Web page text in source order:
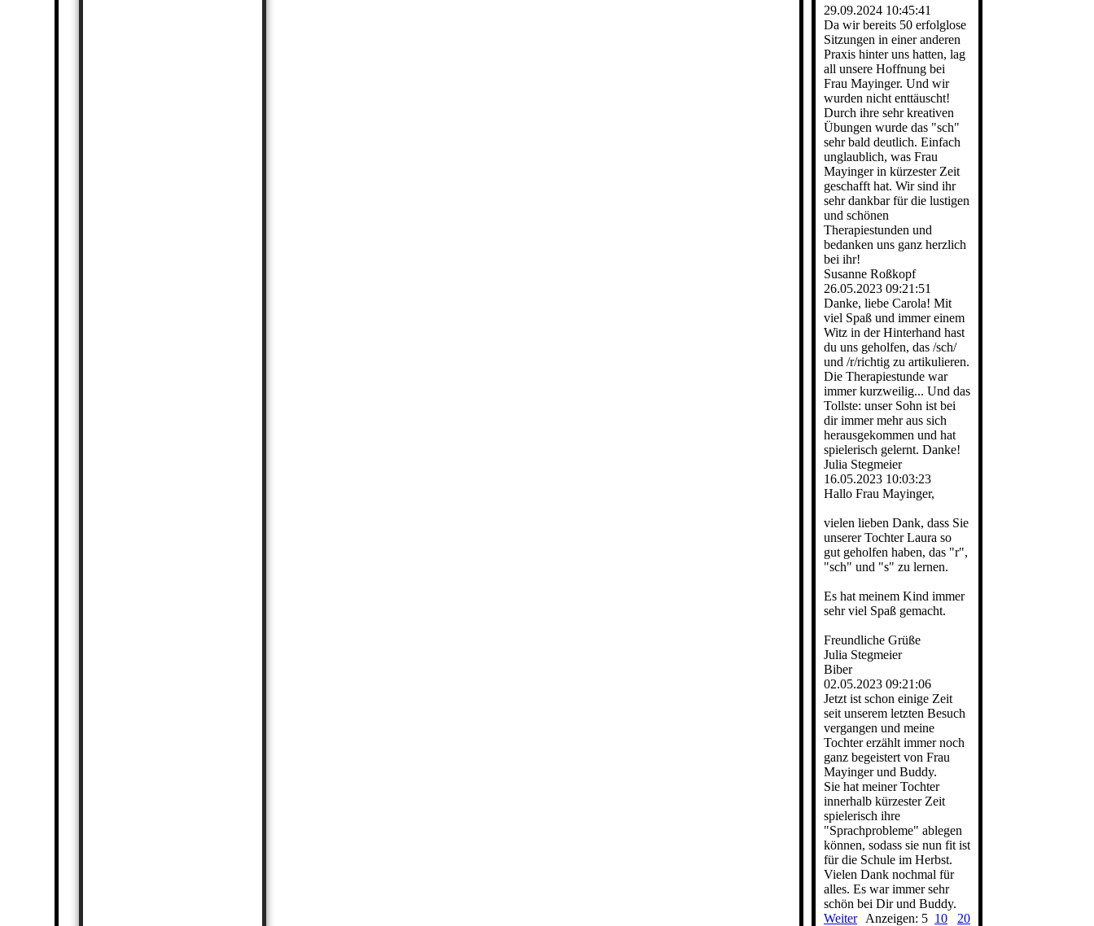
29.09.2024 10:45:41
Da wir bereits 50 erfolglose
Sitzungen in einer anderen
Praxis hinter uns hatten, lag
all unsere Hoffnung bei
Frau Mayinger. Und wir
wurden nicht enttäuscht!
Durch ihre sehr kreativen
Übungen wurde das "sch"
sehr bald deutlich. Einfach
unglaublich, was Frau
Mayinger in kürzester Zeit
geschafft hat. Wir sind ihr
sehr dankbar für die lustigen
und schönen
Therapiestunden und
bedanken uns ganz herzlich
bei ihr!
Susanne Roßkopf
26.05.2023 09:21:51
Danke, liebe Carola! Mit
viel Spaß und immer einem
Witz in der Hinterhand hast
du uns geholfen, das /sch/
und /r/richtig zu artikulieren.
Die Therapiestunde war
immer kurzweilig... Und das
Tollste: unser Sohn ist bei
dir immer mehr aus sich
herausgekommen und hat
spielerisch gelernt. Danke!
Julia Stegmeier
16.05.2023 10:03:23
Hallo Frau Mayinger,
vielen lieben Dank, dass Sie
unserer Tochter Laura so
gut geholfen haben, das "r",
"sch" und "s" zu lernen.
Es hat meinem Kind immer
sehr viel Spaß gemacht.
Freundliche Grüße
Julia Stegmeier
Biber
02.05.2023 09:21:06
Jetzt ist schon einige Zeit
seit unserem letzten Besuch
vergangen und meine
Tochter erzählt immer noch
ganz begeistert von Frau
Mayinger und Buddy.
Sie hat meiner Tochter
innerhalb kürzester Zeit
spielerisch ihre
"Sprachprobleme" ablegen
können, sodass sie nun fit ist
für die Schule im Herbst.
Vielen Dank nochmal für
alles. Es war immer sehr
schön bei Dir und Buddy.
Weiter
Anzeigen: 5 10 20